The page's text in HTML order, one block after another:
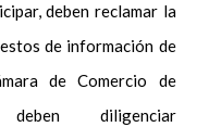
deben reclamar la
de información de
de Comercio de
deben diligenciar